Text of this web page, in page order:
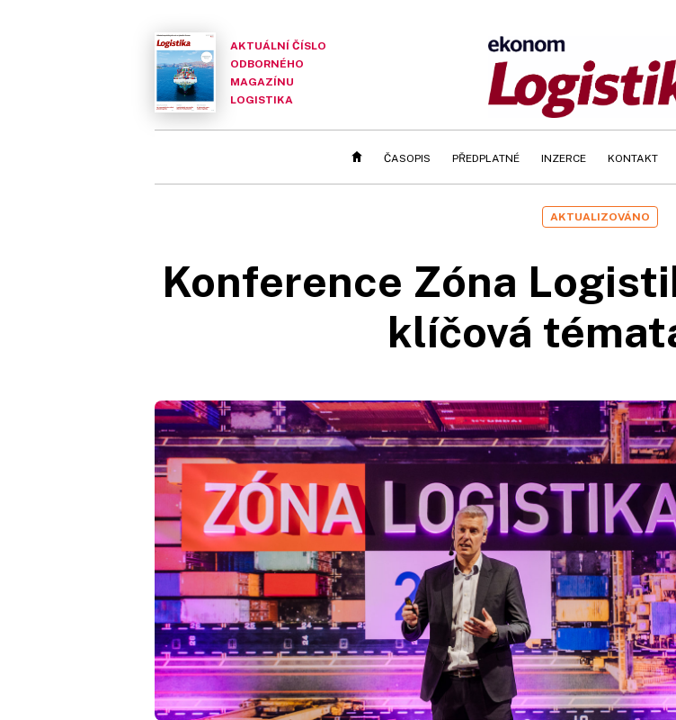
AKTUÁLNÍ ČÍSLO
ODBORNÉHO
MAGAZÍNU
LOGISTIKA
ČASOPIS PŘEDPLATNÉ INZERCE KONTAKT
AKTUALIZOVÁNO
Konference Zóna
klíčová